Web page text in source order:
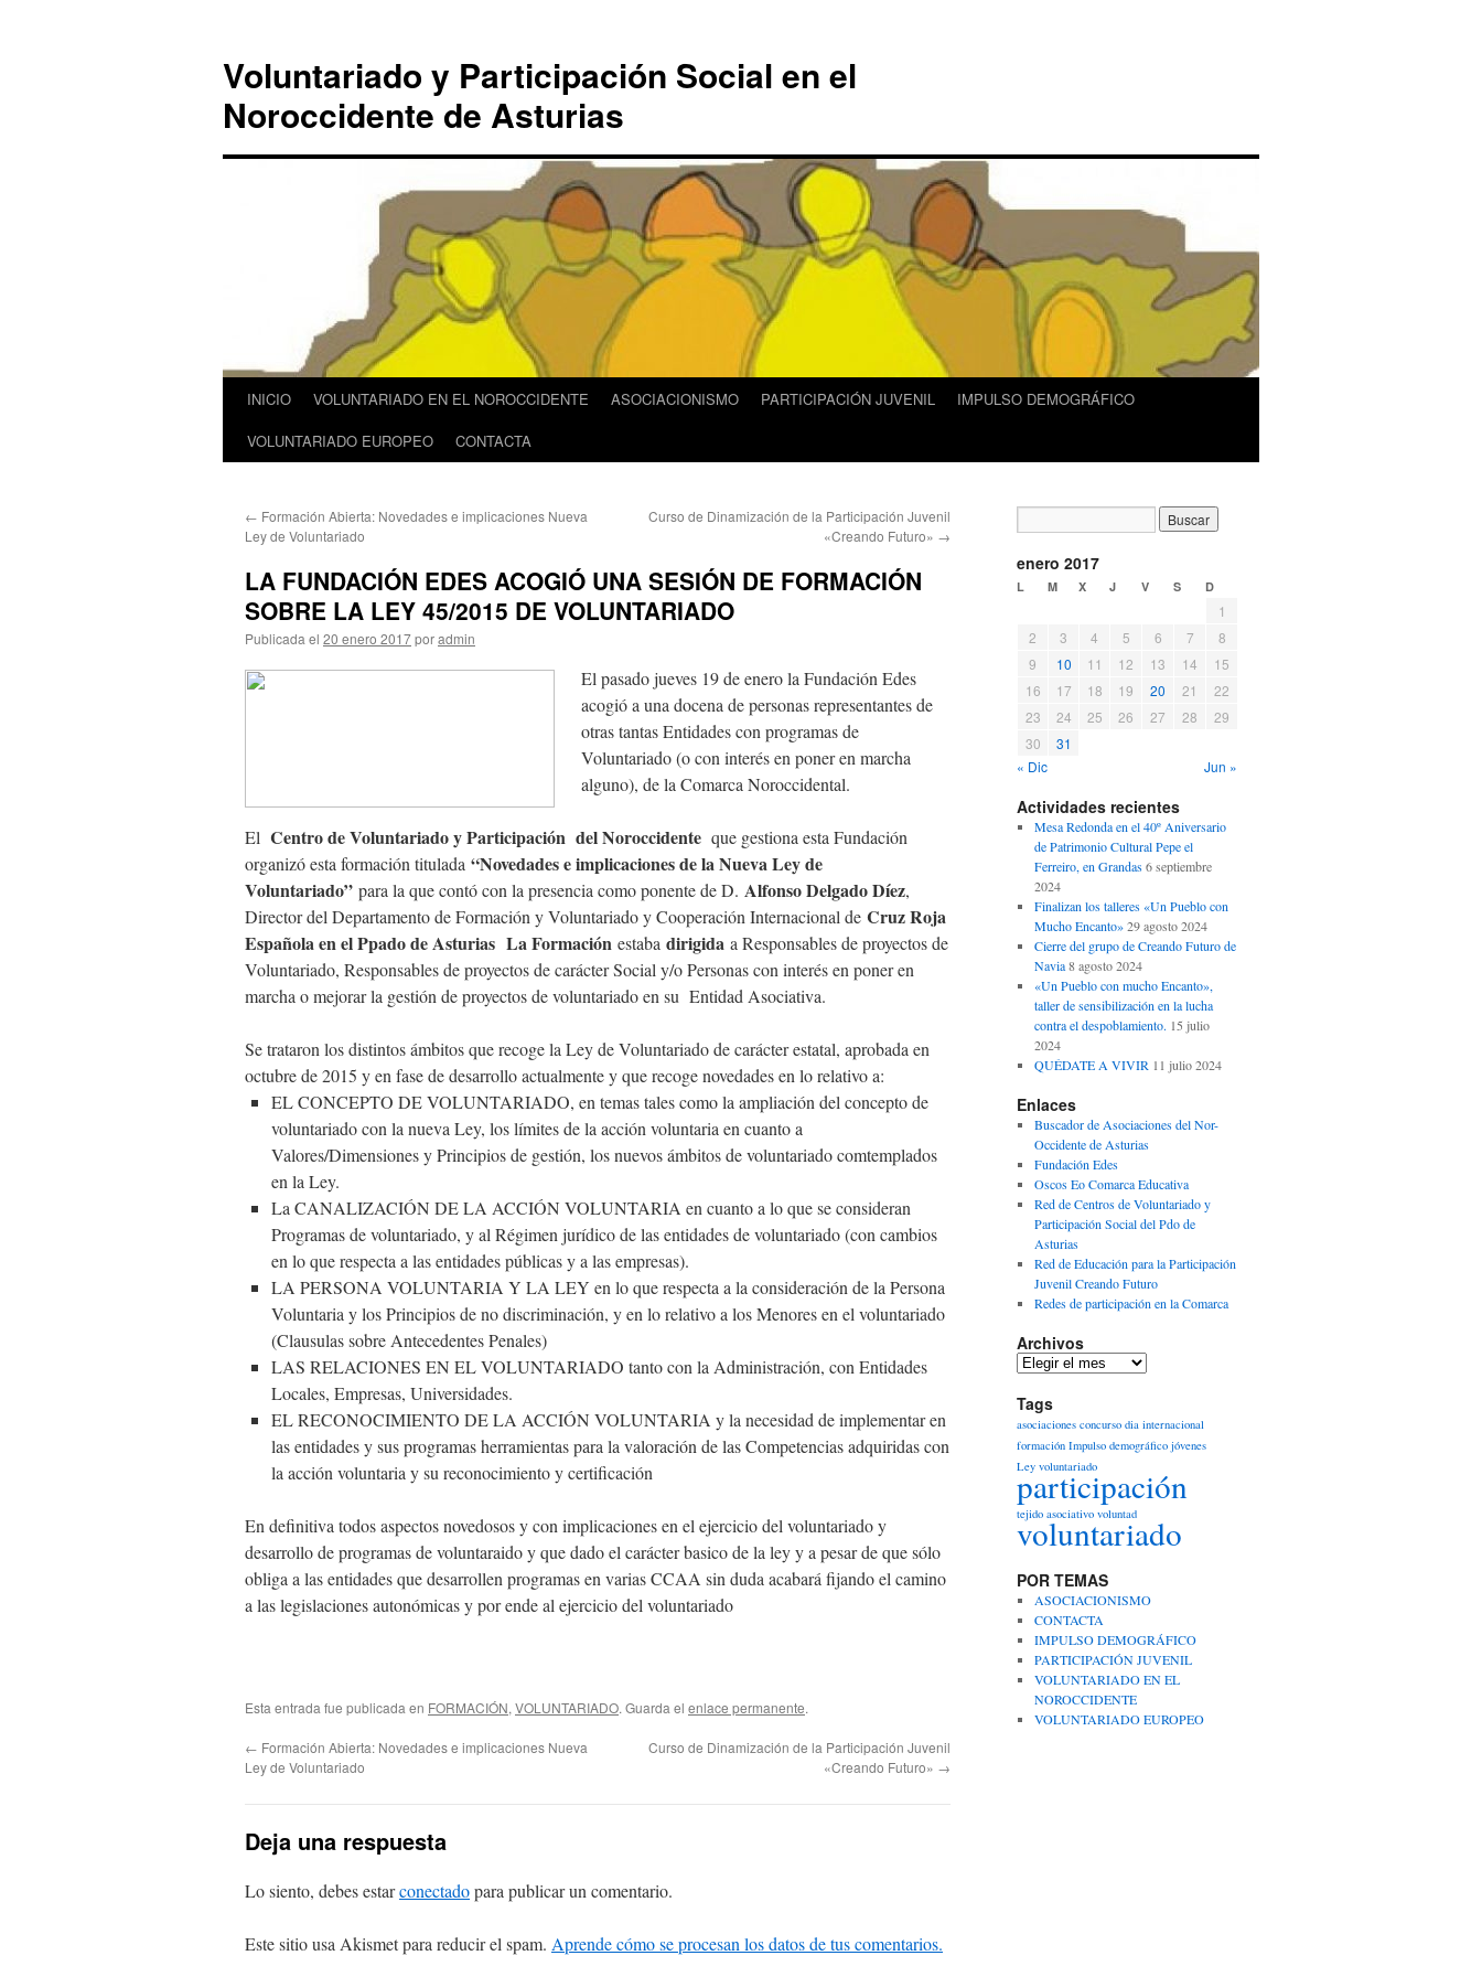
contenido
Voluntariado y Participación Social en el
Noroccidente de Asturias
INICIO VOLUNTARIADO EN EL NOROCCIDENTE ASOCIACIONISMO PARTICIPACIÓN JUVENIL
IMPULSO DEMOGRÁFICO
VOLUNTARIADO EUROPEO
CONTACTA
← Formación Abierta: Novedades e implicaciones Nueva
Ley de Voluntariado
Curso de Dinamización de la Participación Juvenil
«Creando Futuro» →
LA FUNDACIÓN EDES ACOGIÓ UNA SESIÓN DE FORMACIÓN
SOBRE LA LEY 45/2015 DE VOLUNTARIADO
Publicada el 20 enero 2017poradmin
El pasado jueves 19 de enero la Fundación Edes
acogió a una docena de personas representantes de
otras tantas Entidades con programas de
Voluntariado (o con interés en poner en marcha
alguno), de la Comarca Noroccidental.
El Centro de Voluntariado y Participación del Noroccidente que gestiona esta Fundación
organizó esta formación titulada “Novedades e implicaciones de la Nueva Ley de
Voluntariado” para la que contó con la presencia como ponente de D. Alfonso Delgado Díez,
Director del Departamento de Formación y Voluntariado y Cooperación Internacional de Cruz Roja
Española en el Ppado de Asturias La Formación estaba dirigida a Responsables de proyectos de
Voluntariado, Responsables de proyectos de carácter Social y/o Personas con interés en poner en
marcha o mejorar la gestión de proyectos de voluntariado en su Entidad Asociativa.
Se trataron los distintos ámbitos que recoge la Ley de Voluntariado de carácter estatal, aprobada en
octubre de 2015 y en fase de desarrollo actualmente y que recoge novedades en lo relativo a:
EL CONCEPTO DE VOLUNTARIADO, en temas tales como la ampliación del concepto de
voluntariado con la nueva Ley, los límites de la acción voluntaria en cuanto a
Valores/Dimensiones y Principios de gestión, los nuevos ámbitos de voluntariado comtemplados
en la Ley.
La CANALIZACIÓN DE LA ACCIÓN VOLUNTARIA en cuanto a lo que se consideran
Programas de voluntariado, y al Régimen jurídico de las entidades de voluntariado (con cambios
en lo que respecta a las entidades públicas y a las empresas).
LA PERSONA VOLUNTARIA Y LA LEY en lo que respecta a la consideración de la Persona
Voluntaria y los Principios de no discriminación, y en lo relativo a los Menores en el voluntariado
(Clausulas sobre Antecedentes Penales)
LAS RELACIONES EN EL VOLUNTARIADO tanto con la Administración, con Entidades
Locales, Empresas, Universidades.
EL RECONOCIMIENTO DE LA ACCIÓN VOLUNTARIA y la necesidad de implementar en
las entidades y sus programas herramientas para la valoración de las Competencias adquiridas con
la acción voluntaria y su reconocimiento y certificación
En definitiva todos aspectos novedosos y con implicaciones en el ejercicio del voluntariado y
desarrollo de programas de voluntaraido y que dado el carácter basico de la ley y a pesar de que sólo
obliga a las entidades que desarrollen programas en varias CCAA sin duda acabará fijando el camino
a las legislaciones autonómicas y por ende al ejercicio del voluntariado
Esta entrada fue publicada en FORMACIÓN, VOLUNTARIADO. Guarda el enlace permanente.
← Formación Abierta: Novedades e implicaciones Nueva
Ley de Voluntariado
Curso de Dinamización de la Participación Juvenil
«Creando Futuro» →
Deja una respuesta
Lo siento, debes estarconectadopara publicar un comentario.
Este sitio usa Akismet para reducir el spam. Aprende cómo se procesan los datos de tus comentarios.
enero 2017
L M X J V S D
1
2
3 4 5 6 7
8
9
10 11 12 13 14
15
16
17 18 19 20 21
22
23
24 25 26 27 28
29
30
31
« Dic
Jun »
Actividades recientes
Mesa Redonda en el 40º Aniversario
de Patrimonio Cultural Pepe el
Ferreiro, en Grandas 6 septiembre
2024
Finalizan los talleres «Un Pueblo con
Mucho Encanto» 29 agosto 2024
Cierre del grupo de Creando Futuro de
Navia 8 agosto 2024
«Un Pueblo con mucho Encanto»,
taller de sensibilización en la lucha
contra el despoblamiento. 15 julio
2024
QUÉDATE A VIVIR 11 julio 2024
Enlaces
Buscador de Asociaciones del Nor-
Occidente de Asturias
Fundación Edes
Oscos Eo Comarca Educativa
Red de Centros de Voluntariado y
Participación Social del Pdo de
Asturias
Red de Educación para la Participación
Juvenil Creando Futuro
Redes de participación en la Comarca
Archivos
Archivos
Tags
asociaciones concurso dia internacional
formación Impulso demográfico jóvenes
Ley voluntariado
participación
tejido asociativo voluntad
voluntariado
POR TEMAS
ASOCIACIONISMO
CONTACTA
IMPULSO DEMOGRÁFICO
PARTICIPACIÓN JUVENIL
VOLUNTARIADO EN EL
NOROCCIDENTE
VOLUNTARIADO EUROPEO